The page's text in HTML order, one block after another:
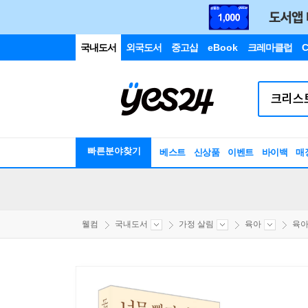
국내도서 외국도서 중고샵 eBook 크레마클럽
빠른분야찾기 베스트 신상품 이벤트 바이백 매
웰컴 국내도서 가정 살림 육아 육